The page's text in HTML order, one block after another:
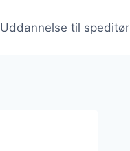
Uddannelse til speditør